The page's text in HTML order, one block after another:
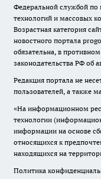
Федеральной службой
технологий и массовых
Возрастная категория
новостного портала
обязательна, в
законодательства РФ об
Редакция портала не
пользователей, а также
«На информационном
технологии
информации на основе
относящихся к
находящихся на
Политика